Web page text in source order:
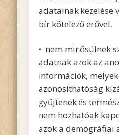
adatainak kezelése
bír kötelező erővel.
• nem minősülnek
adatnak azok az
információk,
azonosíthatóság
gyűjtenek és
nem hozhatóak
azok a demográfiai